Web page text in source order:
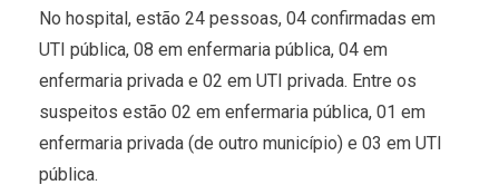
No hospital, estão 24 pessoas, 04 confirmadas em
UTI pública, 08 em enfermaria pública, 04 em
enfermaria privada e 02 em UTI privada. Entre os
suspeitos estão 02 em enfermaria pública, 01 em
enfermaria privada (de outro município) e 03 em UTI
pública.